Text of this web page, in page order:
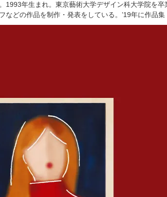
1993年生まれ。東京藝術大学デザイン科大学院を
どの作品を制作・発表をしている。’19年に作品